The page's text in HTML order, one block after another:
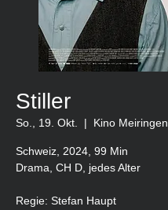
Stiller
So., 19. Okt.
  |
Kino Meiringen
Schweiz, 2024, 99 Min
Drama, CH D, jedes Alter
Regie: Stefan Haupt